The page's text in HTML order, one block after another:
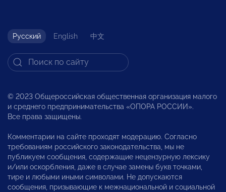
Русский English 中文
© 2023 Общероссийская общественная организация малого
и среднего предпринимательства «ОПОРА РОССИИ».
Все права защищены.
Комментарии на сайте проходят модерацию. Согласно
требованиям российского законодательства, мы не
публикуем сообщения, содержащие нецензурную лексику
и/или оскорбления, даже в случае замены букв точками,
тире и любыми иными символами. Не допускаются
сообщения, призывающие к межнациональной и социальной